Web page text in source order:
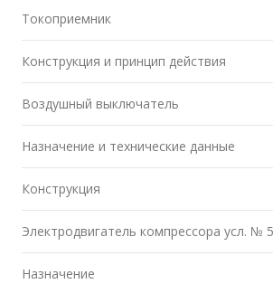
Токоприемник
Конструкция и принцип действия
Воздушный выключатель
Назначение и технические данные
Конструкция
Электродвигатель компрессора усл. №
Назначение